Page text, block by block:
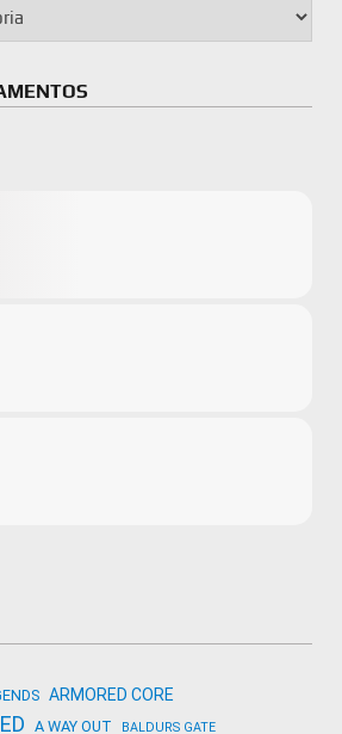
ARMORED CORE
A WAY OUT BALDURS GATE